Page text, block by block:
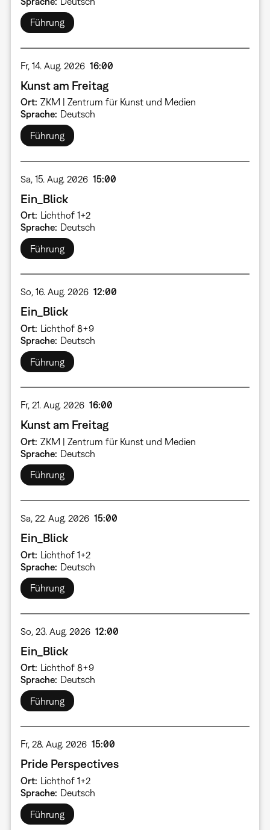
Führung
Fr, 14. Aug. 2026 16:00
Kunst am Freitag
Ort ZKM | Zentrum für Kunst und Medien
Sprache
Deutsch
Führung
Sa, 15. Aug. 2026 15:00
Ein_Blick
Ort Lichthof 1+2
Sprache Deutsch
Führung
So, 16. Aug. 2026 12:00
Ein_Blick
Ort Lichthof 8+9
Sprache Deutsch
Führung
Fr, 21. Aug. 2026 16:00
Kunst am Freitag
Ort ZKM | Zentrum für Kunst und Medien
Sprache Deutsch
Führung
Sa, 22. Aug. 2026 15:00
Ein_Blick
Ort Lichthof 1+2
Sprache Deutsch
Führung
So, 23. Aug. 2026 12:00
Ein_Blick
Ort Lichthof 8+9
Sprache Deutsch
Führung
Fr, 28. Aug. 2026 15:00
Pride Perspectives
Ort Lichthof 1+2
Sprache Deutsch
Führung